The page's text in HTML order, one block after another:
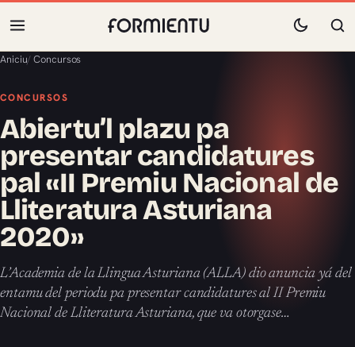
Aniciu/Concursos
CONCURSOS
Abiertu’l plazu pa
presentar candidatures
pal «II Premiu Nacional de
Lliteratura Asturiana
2020»
L’Academia de la Llingua Asturiana (ALLA) dio anuncia yá del
entamu del periodu pa presentar candidatures al II Premiu
Nacional de Lliteratura Asturiana, que va otorgase…